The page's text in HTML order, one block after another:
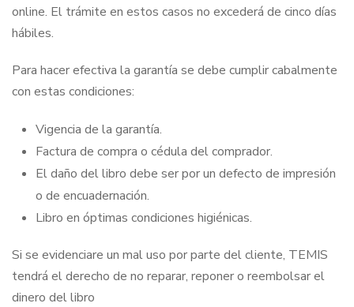
online. El trámite en estos casos no excederá de cinco días
hábiles.
Para hacer efectiva la garantía se debe cumplir cabalmente
con estas condiciones:
Vigencia de la garantía.
Factura de compra o cédula del comprador.
El daño del libro debe ser por un defecto de impresión
o de encuadernación.
Libro en óptimas condiciones higiénicas.
Si se evidenciare un mal uso por parte del cliente, TEMIS
tendrá el derecho de no reparar, reponer o reembolsar el
dinero del libro